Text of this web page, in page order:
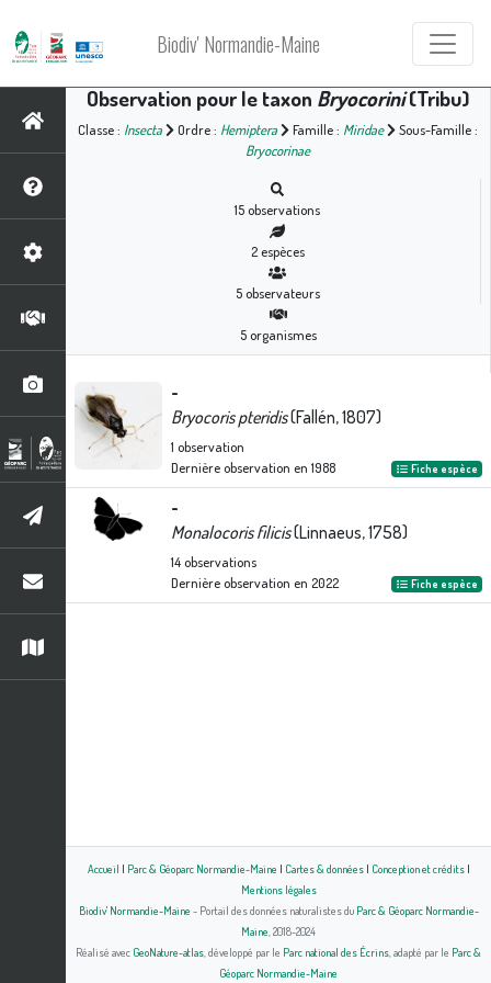
Biodiv' Normandie-Maine
Observation pour le taxon Bryocorini(Tribu)
Classe : Insecta Ordre : Hemiptera Famille : Miridae
Sous-Famille :
Bryocorinae
15observations
2espèces
5observateurs
5organismes
-
Bryocoris pteridis(Fallén, 1807)
1 observation
Dernière observation en 1988 Fiche espèce
-
Monalocoris filicis(Linnaeus, 1758)
14observations
Dernière observation en 2022 Fiche espèce
Accueil | Parc & Géoparc Normandie-Maine | Cartes & données| Conception et crédits|
Mentions légales
Biodiv' Normandie-Maine - Portail des données naturalistes du Parc & Géoparc Normandie-
Maine , 2018-2024
Réalisé avec GeoNature-atlas , développé par le Parc national des Écrins , adapté par le Parc &
Géoparc Normandie-Maine